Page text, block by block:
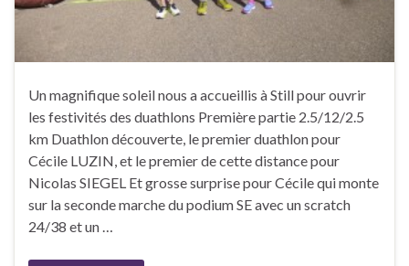
Un magnifique soleil nous a accueillis à Still pour ouvrir
les festivités des duathlons Première partie 2.5/12/2.5
km Duathlon découverte, le premier duathlon pour
Cécile LUZIN, et le premier de cette distance pour
Nicolas SIEGEL Et grosse surprise pour Cécile qui monte
sur la seconde marche du podium SE avec un scratch
24/38 et un …